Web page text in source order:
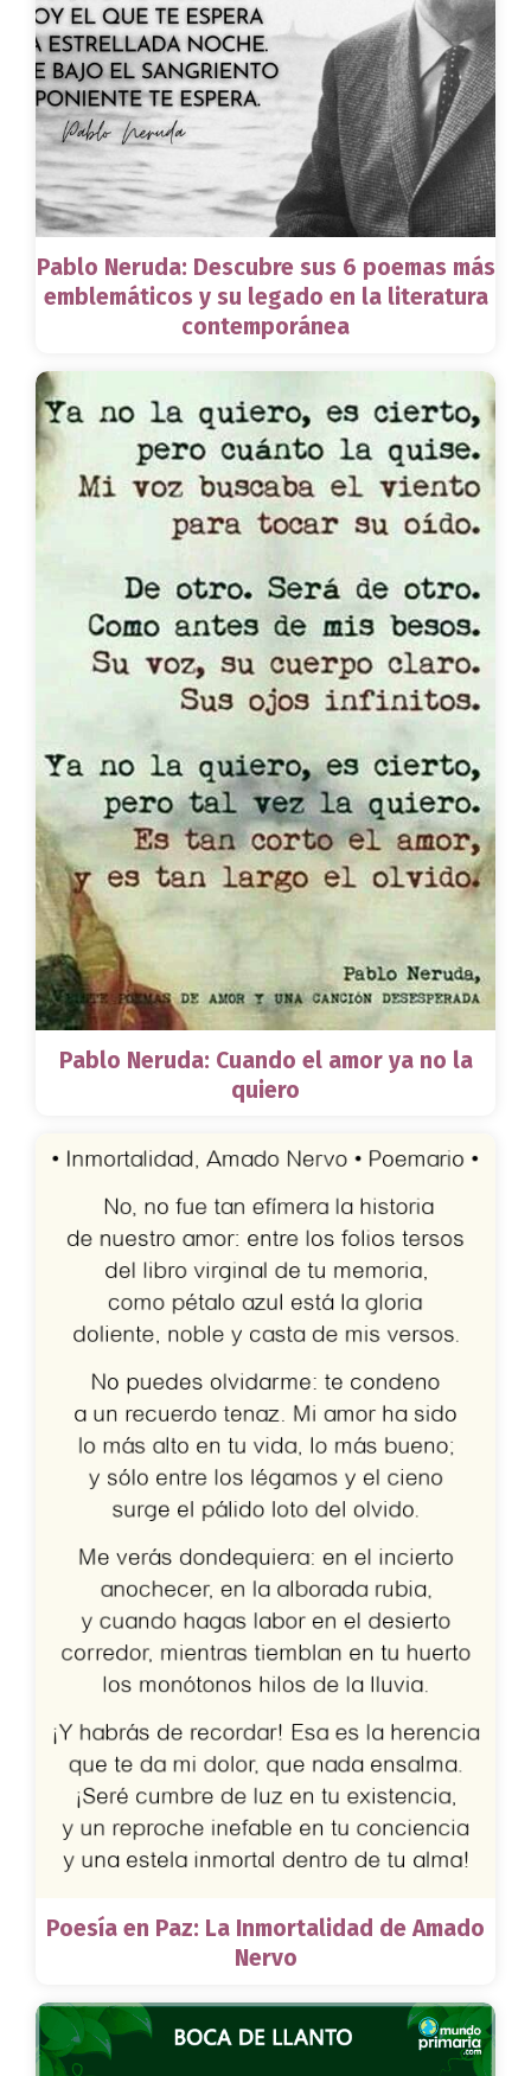
Pablo Neruda: Descubre sus 6 poemas más
emblemáticos y su legado en la literatura
contemporánea
Pablo Neruda: Cuando el amor ya no la
quiero
Poesía en Paz: La Inmortalidad de Amado
Nervo